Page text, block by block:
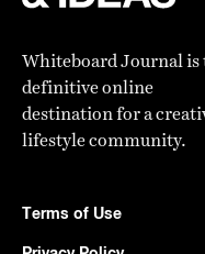
Whiteboard Journal is
definitive online
destination for a
lifestyle community.
Terms of Use